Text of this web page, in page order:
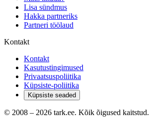
Lisa sündmus
Hakka partneriks
Partneri töölaud
Kontakt
Kontakt
Kasutustingimused
Privaatsuspoliitika
Küpsiste-poliitika
Küpsiste seaded
© 2008 – 2026 tark.ee. Kõik õigused kaitstud.